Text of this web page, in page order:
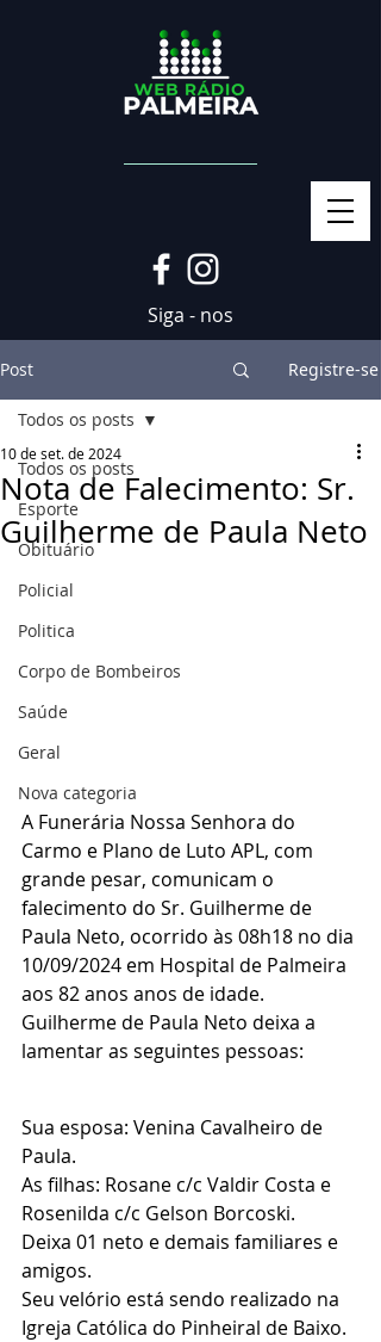
Siga - nos
Post Registre-se
Todos os posts
Esporte
Obituário
Policial
Politica
Corpo de Bombeiros
Saúde
Geral
Nova categoria
Todos os posts
Nota de Falecimento: Sr.
Guilherme de Paula Neto
10 de set. de 2024
A Funerária Nossa Senhora do
Carmo e Plano de Luto APL, com
grande pesar, comunicam o
falecimento do Sr. Guilherme de
Paula Neto, ocorrido às 08h18 no dia
10/09/2024 em Hospital de Palmeira
aos 82 anos anos de idade.
Guilherme de Paula Neto deixa a
lamentar as seguintes pessoas:
Sua esposa: Venina Cavalheiro de
Paula.
As filhas: Rosane c/c Valdir Costa e
Rosenilda c/c Gelson Borcoski.
Deixa 01 neto e demais familiares e
amigos.
Seu velório está sendo realizado na
Igreja Católica do Pinheiral de Baixo.